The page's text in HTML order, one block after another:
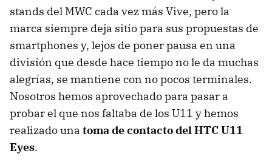
stands del MWC cada vez más Vive, pero la
marca siempre deja sitio para sus propuestas de
smartphones y, lejos de poner pausa en una
división que desde hace tiempo no le da muchas
alegrías, se mantiene con no pocos terminales.
Nosotros hemos aprovechado para pasar a
probar el que nos faltaba de los U11 y hemos
realizado una toma de contacto del HTC U11
Eyes.